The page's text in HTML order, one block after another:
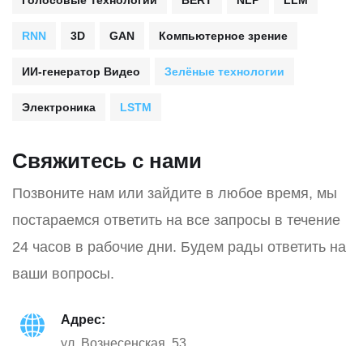
RNN 3D GAN Компьютерное зрение
ИИ-генератор Видео Зелёные технологии
Электроника LSTM
Свяжитесь с нами
Позвоните нам или зайдите в любое время, мы
постараемся ответить на все запросы в течение
24 часов в рабочие дни. Будем рады ответить на
ваши вопросы.
Адрес:
ул. Вознесенская, 53